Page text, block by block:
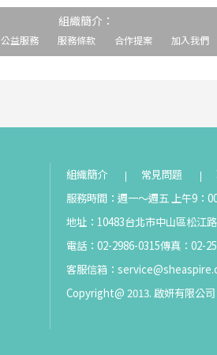
組織簡介：
公益服務 服務條款 合作提案 加入我們
組織簡介 常見問題
服務時間：週一～週五 上午9：
地址：10483台北市中山區松江
電話：02-2986-0315傳真：02-
客服信箱：
Copyright@ 2013. 啟妍有限公